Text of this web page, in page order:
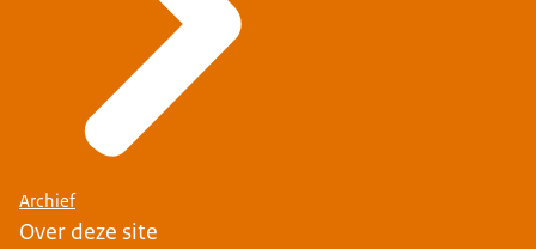
Archief
Over deze site